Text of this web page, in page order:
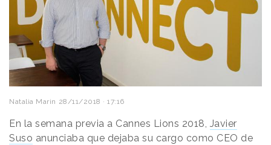
Natalia Marin 28/11/2018 · 17:16
En la semana previa a Cannes Lions 2018, Javier
Suso anunciaba que dejaba su cargo como CEO de